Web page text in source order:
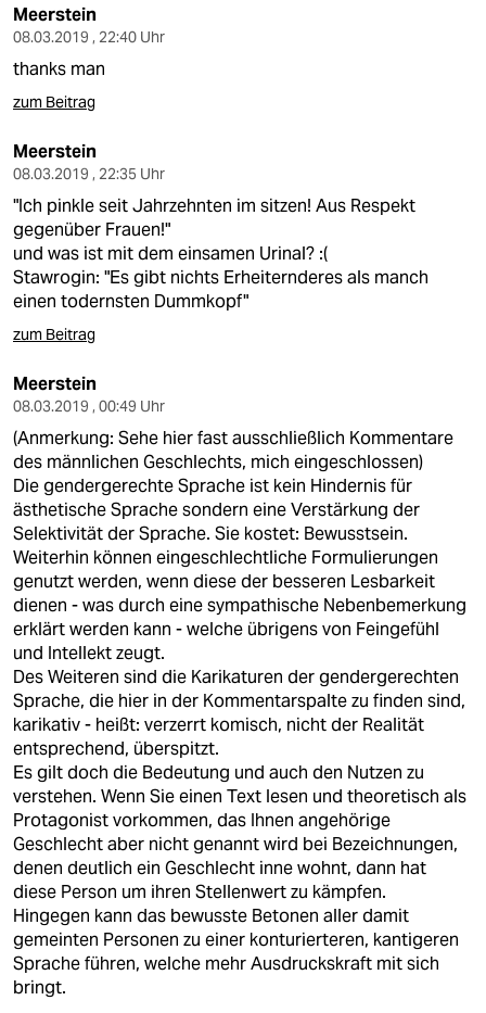
Meerstein
08.03.2019 , 22:40 Uhr
thanks man
zum Beitrag
Meerstein
08.03.2019 , 22:35 Uhr
"Ich pinkle seit Jahrzehnten im sitzen! Aus Respekt
gegenüber Frauen!"
und was ist mit dem einsamen Urinal? :(
Stawrogin: "Es gibt nichts Erheiternderes als manch
einen todernsten Dummkopf"
zum Beitrag
Meerstein
08.03.2019 , 00:49 Uhr
(Anmerkung: Sehe hier fast ausschließlich Kommentare
des männlichen Geschlechts, mich eingeschlossen)
Die gendergerechte Sprache ist kein Hindernis für
ästhetische Sprache sondern eine Verstärkung der
Selektivität der Sprache. Sie kostet: Bewusstsein.
Weiterhin können eingeschlechtliche Formulierungen
genutzt werden, wenn diese der besseren Lesbarkeit
dienen - was durch eine sympathische Nebenbemerkung
erklärt werden kann - welche übrigens von Feingefühl
und Intellekt zeugt.
Des Weiteren sind die Karikaturen der gendergerechten
Sprache, die hier in der Kommentarspalte zu finden sind,
karikativ - heißt: verzerrt komisch, nicht der Realität
entsprechend, überspitzt.
Es gilt doch die Bedeutung und auch den Nutzen zu
verstehen. Wenn Sie einen Text lesen und theoretisch als
Protagonist vorkommen, das Ihnen angehörige
Geschlecht aber nicht genannt wird bei Bezeichnungen,
denen deutlich ein Geschlecht inne wohnt, dann hat
diese Person um ihren Stellenwert zu kämpfen.
Hingegen kann das bewusste Betonen aller damit
gemeinten Personen zu einer konturierteren, kantigeren
Sprache führen, welche mehr Ausdruckskraft mit sich
bringt.